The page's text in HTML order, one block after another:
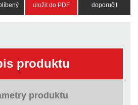
uložit do PDF doporučit
produktu
produktu